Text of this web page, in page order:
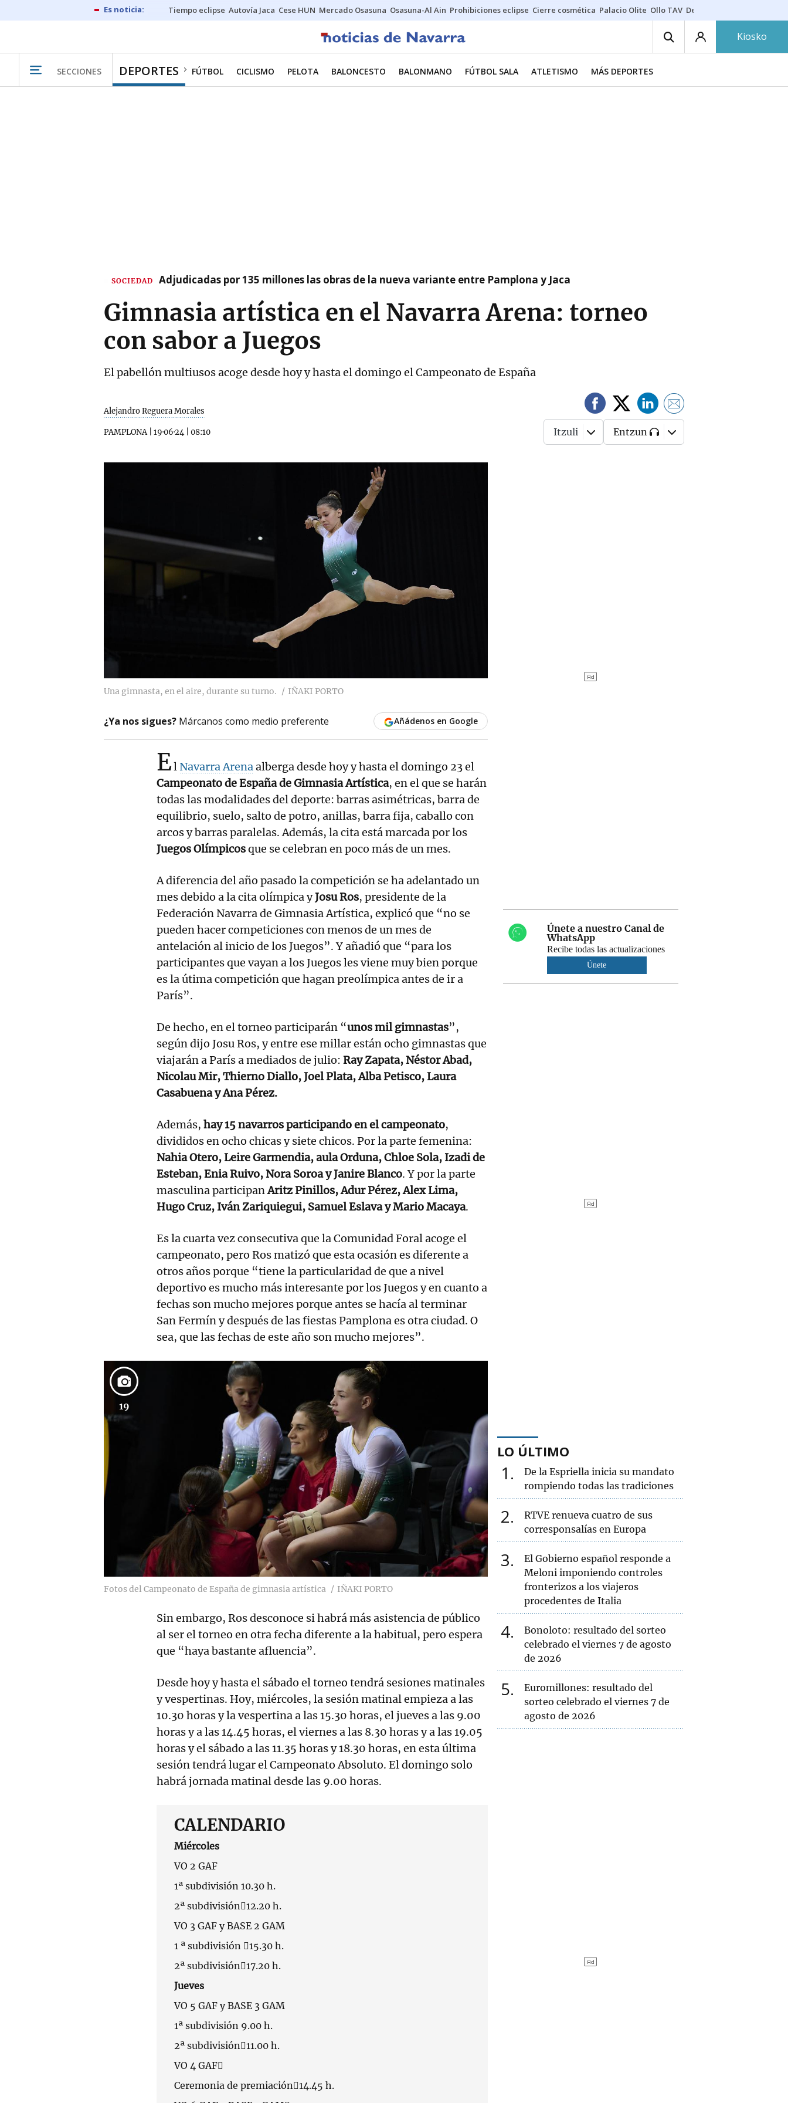
Tiempo eclipse Autovía Jaca Cese HUN Mercado Osasuna Osasuna-Al Ain Prohibiciones eclipse Cierre cosmética Palacio Olite Ollo TAV Derrama vecinos
Kiosko
SECCIONES DEPORTES FÚTBOL CICLISMO PELOTA BALONCESTO BALONMANO FÚTBOL SALA ATLETISMO MÁS DEPORTES
SOCIEDAD Adjudicadas por 135 millones las obras de la nueva variante entre Pamplona y Jaca
Gimnasia artística en el Navarra Arena: torneo
con sabor a Juegos
El pabellón multiusos acoge desde hoy y hasta el domingo el Campeonato de España
Alejandro Reguera Morales
PAMPLONA| 19·06·24 08:10 Itzuli Entzun
Una gimnasta, en el aire, durante su turno. IÑAKI PORTO
¿Ya nos sigues? Márcanos como medio preferente Añádenos en Google
El Navarra Arenaalberga desde hoy y hasta el domingo 23 el
Campeonato de España de Gimnasia Artística, en el que se harán
todas las modalidades del deporte: barras asimétricas, barra de
equilibrio, suelo, salto de potro, anillas, barra fija, caballo con
arcos y barras paralelas. Además, la cita está marcada por los
Juegos Olímpicosque se celebran en poco más de un mes.
A diferencia del año pasado la competición se ha adelantado un
mes debido a la cita olímpica yJosu Ros, presidente de la
Federación Navarra de Gimnasia Artística, explicó que “no se
pueden hacer competiciones con menos de un mes de
antelación al inicio de los Juegos”. Y añadió que “para los
participantes que vayan a los Juegos les viene muy bien porque
es la útima competición que hagan preolímpica antes de ir a
París”.
De hecho, en el torneo participarán “unos mil gimnastas”,
según dijo Josu Ros, y entre ese millar están ocho gimnastas que
viajarán a París a mediados de julio: Ray Zapata, Néstor Abad,
Nicolau Mir, Thierno Diallo, Joel Plata, Alba Petisco, Laura
Casabuena y Ana Pérez.
Además, hay 15 navarros participando en el campeonato,
divididos en ocho chicas y siete chicos. Por la parte femenina:
Nahia Otero, Leire Garmendia, aula Orduna, Chloe Sola, Izadi de
Esteban, Enia Ruivo, Nora Soroa y Janire Blanco. Y por la parte
masculina participanAritz Pinillos, Adur Pérez, Alex Lima,
Hugo Cruz, Iván Zariquiegui, Samuel Eslava y Mario Macaya.
Es la cuarta vez consecutiva que la Comunidad Foral acoge el
campeonato, pero Ros matizó que esta ocasión es diferente a
otros años porque “tiene la particularidad de que a nivel
deportivo es mucho más interesante por los Juegos y en cuanto a
fechas son mucho mejores porque antes se hacía al terminar
San Fermín y después de las fiestas Pamplona es otra ciudad. O
sea, que las fechas de este año son mucho mejores”.
19
Fotos del Campeonato de España de gimnasia artística IÑAKI PORTO
Sin embargo, Ros desconoce si habrá más asistencia de público
al ser el torneo en otra fecha diferente a la habitual, pero espera
que “haya bastante afluencia”.
Desde hoy y hasta el sábado el torneo tendrá sesiones matinales
y vespertinas. Hoy, miércoles, la sesión matinal empieza a las
10.30 horas y la vespertina a las 15.30 horas, el jueves a las 9.00
horas y a las 14.45 horas, el viernes a las 8.30 horas y a las 19.05
horas y el sábado a las 11.35 horas y 18.30 horas, en esta última
sesión tendrá lugar el Campeonato Absoluto. El domingo solo
habrá jornada matinal desde las 9.00 horas.
CALENDARIO
Miércoles
VO 2 GAF
1ª subdivisión 10.30 h.
2ª subdivisión12.20 h.
VO 3 GAF y BASE 2 GAM
1 ª subdivisión 15.30 h.
2ª subdivisión17.20 h.
Jueves
VO 5 GAF y BASE 3 GAM
1ª subdivisión 9.00 h.
2ª subdivisión11.00 h.
VO 4 GAF
Ceremonia de premiación14.45 h.
Únete a nuestro Canal de
WhatsApp
Recibe todas las actualizaciones
Únete
LO ÚLTIMO
1
De la Espriella inicia su mandato
rompiendo todas las tradiciones
2
RTVE renueva cuatro de sus
corresponsalías en Europa
3
El Gobierno español responde a
Meloni imponiendo controles
fronterizos a los viajeros
procedentes de Italia
4
Bonoloto: resultado del sorteo
celebrado el viernes 7 de agosto
de 2026
5
Euromillones: resultado del
sorteo celebrado el viernes 7 de
agosto de 2026